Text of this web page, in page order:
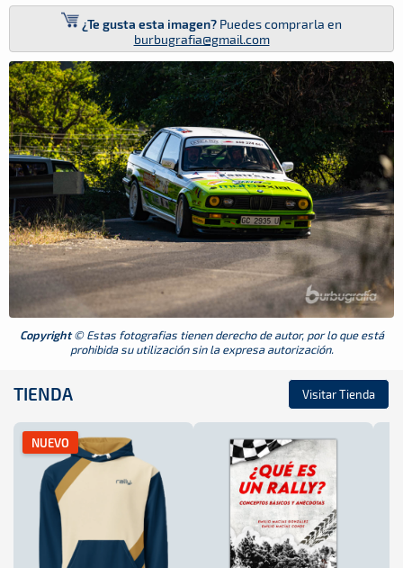
¿Te gusta esta imagen? Puedes comprarla en
burbugrafia@gmail.com
Copyright© Estas fotografias tienen derecho de autor, por lo que está
prohibida su utilización sin la expresa autorización.
TIENDA Visitar Tienda
NUEVO